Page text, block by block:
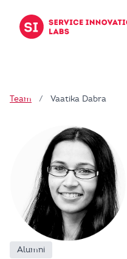
Team / Vaatika Dabra
Alumni